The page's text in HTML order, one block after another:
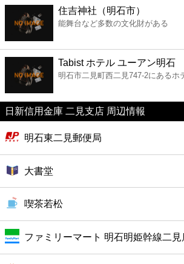
コンビニ
薬局
スーパー
エンタメ
レジャー
書店
ファミレス
ファーストフード
住吉神社（明石市）
能舞台など多数の文化財がある
Tabist ホテル ユーアン明石
明石市二見町西二見747-2にあるホ
日新信用金庫 二見支店 周辺情報
明石東二見郵便局
大書堂
喫茶若松
ファミリーマート 明石明姫幹線二見